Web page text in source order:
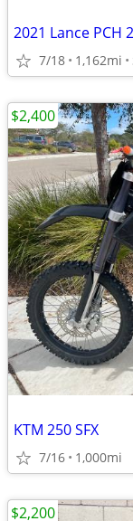
2021 Lance PCH
7/18 1,162mi
KTM 250 SFX
7/16 1,000mi
$2,400
$2,200